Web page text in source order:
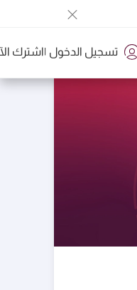
تسجيل الدخول |اشترك